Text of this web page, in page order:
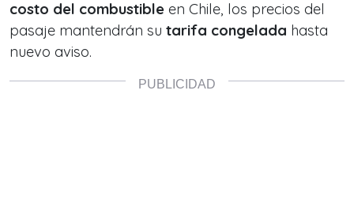
costo del combustible en Chile, los precios del
pasaje mantendrán su tarifa congelada hasta
nuevo aviso.